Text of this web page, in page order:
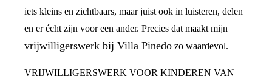
iets kleins en zichtbaars, maar juist ook in luisteren, delen
en er écht zijn voor een ander. Precies dat maakt mijn
vrijwilligerswerk bij Villa Pinedo zo waardevol.
VRIJWILLIGERSWERK VOOR KINDEREN VAN